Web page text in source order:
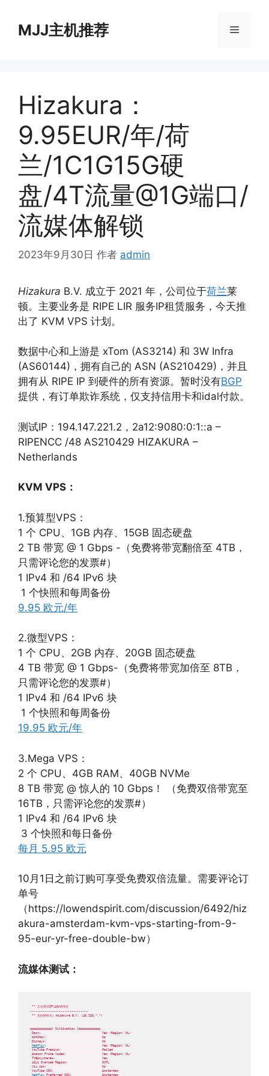
MJJ主机推荐 菜
Hizakura：
9.95EUR/年/荷
兰/1C1G15G硬
盘/4T流量@1G端口/
流媒体解锁
2023年9月30日 作者 admin
Hizakura B.V. 成立于 2021 年，公司位于荷兰莱
顿。主要业务是 RIPE LIR 服务IP租赁服务，今天推
出了 KVM VPS 计划。
数据中心和上游是 xTom (AS3214) 和 3W Infra
(AS60144)，拥有自己的 ASN (AS210429)，并且
拥有从 RIPE IP 到硬件的所有资源。暂时没有BGP
提供，有订单欺诈系统，仅支持信用卡和idal付款。
测试IP：194.147.221.2，2a12:9080:0:1::a –
RIPENCC /48 AS210429 HIZAKURA –
Netherlands
KVM VPS：
1.预算型VPS：
1 个 CPU、1GB 内存、15GB 固态硬盘
2 TB 带宽 @ 1 Gbps -（免费将带宽翻倍至 4TB，
只需评论您的发票#）
1 IPv4 和 /64 IPv6 块
️ 1 个快照和每周备份
9.95 欧元/年
2.微型VPS：
1 个 CPU、2GB 内存、20GB 固态硬盘
4 TB 带宽 @ 1 Gbps-（免费将带宽加倍至 8TB，
只需评论您的发票#）
1 IPv4 和 /64 IPv6 块
️ 1 个快照和每周备份
19.95 欧元/年
3.Mega VPS：
2 个 CPU、4GB RAM、40GB NVMe
8 TB 带宽 @ 惊人的 10 Gbps！ （免费双倍带宽至
16TB，只需评论您的发票#）
1 IPv4 和 /64 IPv6 块
️ 3 个快照和每日备份
每月 5.95 欧元
10月1日之前订购可享受免费双倍流量。需要评论订
单号
（https://lowendspirit.com/discussion/6492/hiz
akura-amsterdam-kvm-vps-starting-from-9-
95-eur-yr-free-double-bw）
流媒体测试：
** 正在测试IPv4解锁情况
--------------------------------
** 您的网络为: Hizakura B.V. (45.133.*.*)
============[ Multination ]============
Dazn:                                  Yes (Region: NL)
HotStar:                               No
Disney+:                               No
Netflix:                               Yes (Region: NL)
YouTube Premium:                       Failed
Amazon Prime Video:                    Yes (Region: NL)
TVBAnywhere+:                          Yes
iQyi Oversea Region:                   INTL
Viu.com:                               No
YouTube CDN:                           Amsterdam
Netflix Preferred CDN:                 Amsterdam